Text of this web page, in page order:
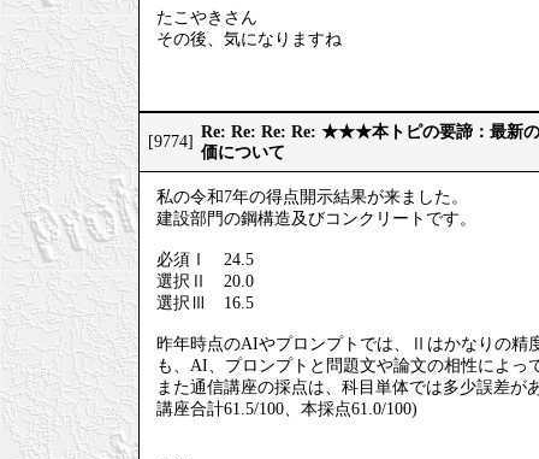
たこやきさん
その後、気になりますね
[9774]
Re: Re: Re: Re: ★★★本トピの要諦：最新
価について
私の令和7年の得点開示結果が来ました。
建設部門の鋼構造及びコンクリートです。
必須Ⅰ 24.5
選択Ⅱ 20.0
選択Ⅲ 16.5
昨年時点のAIやプロンプトでは、Ⅱはかなりの
も、AI、プロンプトと問題文や論文の相性によっ
また通信講座の採点は、科目単体では多少誤差
講座合計61.5/100、本採点61.0/100)